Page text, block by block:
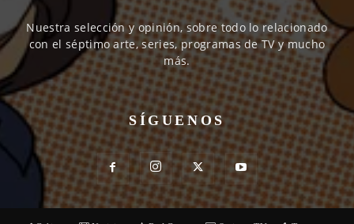
Nuestra selección y opinión, sobre todo lo relacionado
con el séptimo arte, series, programas de TV y mucho
más.
SÍGUENOS